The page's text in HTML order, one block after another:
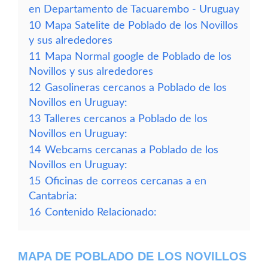
en Departamento de Tacuarembo - Uruguay
10 Mapa Satelite de Poblado de los Novillos
y sus alrededores
11
Mapa Normal google de Poblado de los
Novillos y sus alrededores
12 Gasolineras cercanos a Poblado de los
Novillos en Uruguay:
13 Talleres cercanos a Poblado de los
Novillos en Uruguay:
14 Webcams cercanas a Poblado de los
Novillos en Uruguay:
15 Oficinas de correos cercanas a en
Cantabria:
16 Contenido Relacionado:
MAPA DE POBLADO DE LOS NOVILLOS